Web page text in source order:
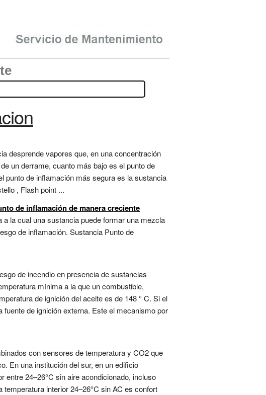
desprende vapores que, en una concentración
un derrame, cuanto más bajo es el punto de
punto de inflamación más segura es la sustancia
, Flash point ...
de inflamación de manera creciente
la cual una sustancia puede formar una mezcla
de inflamación. Sustancia Punto de
de incendio en presencia de sustancias
mínima a la que un combustible,
de ignición del aceite es de 148 ° C. Si el
de ignición externa. Este el mecanismo por
con sensores de temperatura y CO2 que
En una institución del sur, en un edificio
entre 24–26°C sin aire acondicionado, incluso
interior 24–26°C sin AC es confort